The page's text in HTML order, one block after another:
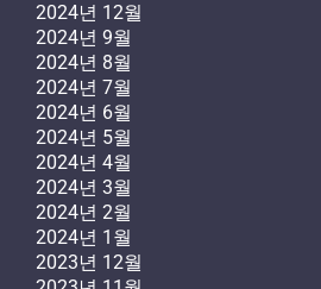
2024년 12월
2024년 9월
2024년 8월
2024년 7월
2024년 6월
2024년 5월
2024년 4월
2024년 3월
2024년 2월
2024년 1월
2023년 12월